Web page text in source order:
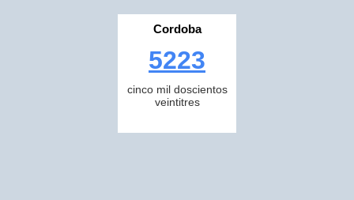
Cordoba
5223
cinco mil doscientos
veintitres